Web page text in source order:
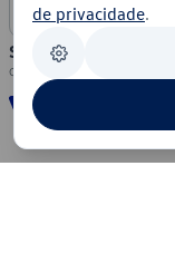
Segurança
de privacidade.